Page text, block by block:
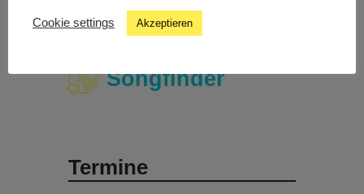
Studiochat
Songfinder
Termine
Cookie settings Akzeptieren